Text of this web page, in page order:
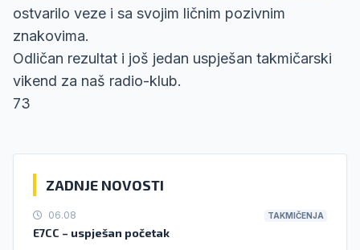
ostvarilo veze i sa svojim ličnim pozivnim
znakovima.
Odličan rezultat i još jedan uspješan takmičarski
vikend za naš radio-klub.
73
ZADNJE NOVOSTI
06.08 TAKMIČENJA
E7CC – uspješan početak